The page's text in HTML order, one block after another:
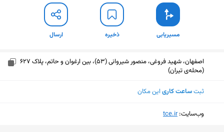
مسیریابی ذخیره ارسال
اصفهان، شهید فروغی، منصور شیروانی (53)، بین ارغوان و حاتم، پلاک 627
(محله‌ی تیران)
ثبتساعت کاری این مکان
وب‌سایت:‎tce.ir